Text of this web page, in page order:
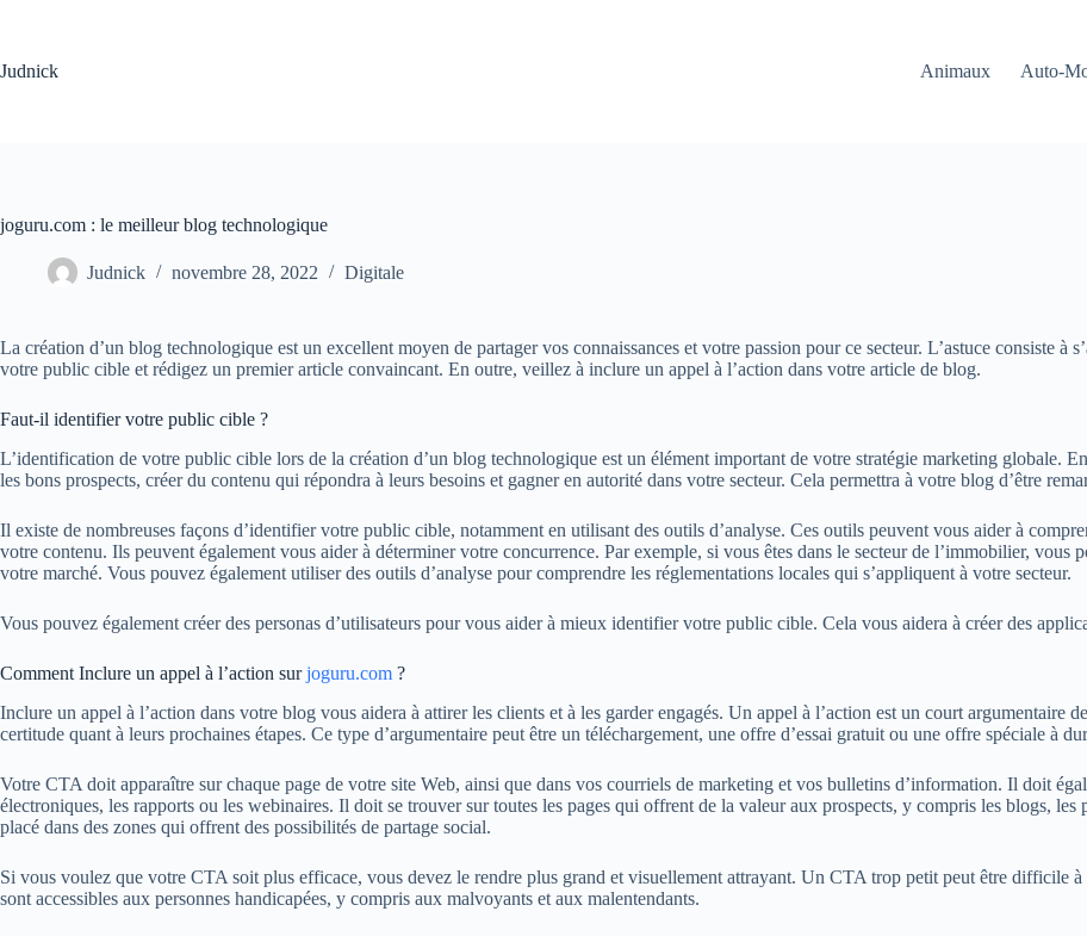
Judnick
Animaux Auto-
joguru.com : le meilleur blog technologique
Judnick novembre 28, 2022 Digitale
La création d’un blog technologique est un excellent moyen de partager vos connaissances et votre passion pour ce secteur. L’astuce consiste à
votre public cible et rédigez un premier article convaincant. En outre, veillez à inclure un appel à l’action dans votre article de blog.
Faut-il identifier votre public cible ?
L’identification de votre public cible lors de la création d’un blog technologique est un élément important de votre stratégie marketing globale.
les bons prospects, créer du contenu qui répondra à leurs besoins et gagner en autorité dans votre secteur. Cela permettra à votre blog d’être
Il existe de nombreuses façons d’identifier votre public cible, notamment en utilisant des outils d’analyse. Ces outils peuvent vous aider à
votre contenu. Ils peuvent également vous aider à déterminer votre concurrence. Par exemple, si vous êtes dans le secteur de l’immobilier, vous
votre marché. Vous pouvez également utiliser des outils d’analyse pour comprendre les réglementations locales qui s’appliquent à votre secteur.
Vous pouvez également créer des personas d’utilisateurs pour vous aider à mieux identifier votre public cible. Cela vous aidera à créer des
Comment Inclure un appel à l’action surjoguru.com ?
Inclure un appel à l’action dans votre blog vous aidera à attirer les clients et à les garder engagés. Un appel à l’action est un court argumentaire
certitude quant à leurs prochaines étapes. Ce type d’argumentaire peut être un téléchargement, une offre d’essai gratuit ou une offre spéciale à
Votre CTA doit apparaître sur chaque page de votre site Web, ainsi que dans vos courriels de marketing et vos bulletins d’information. Il doit
électroniques, les rapports ou les webinaires. Il doit se trouver sur toutes les pages qui offrent de la valeur aux prospects, y compris les blogs, les
placé dans des zones qui offrent des possibilités de partage social.
Si vous voulez que votre CTA soit plus efficace, vous devez le rendre plus grand et visuellement attrayant. Un CTA trop petit peut être difficile
sont accessibles aux personnes handicapées, y compris aux malvoyants et aux malentendants.